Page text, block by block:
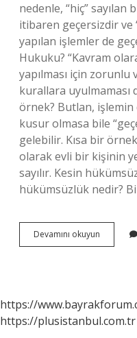
nedenle, “hiç” sayılan
itibaren geçersizdir ve
yapılan işlemler de
Hukuku? “Kavram
yapılması için
kurallara
örnek? Butlan,
kusur olmasa bile
gelebilir. Kısa bir
olarak evli bir kişinin
sayılır. Kesin
hükümsüzlük nedir?
Devamını okuyun
Nedir
https://
https://plusistanbul.com.tr